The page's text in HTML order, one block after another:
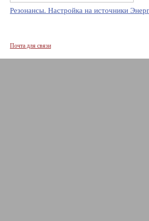
Резонансы. Настройка на источники
Почта для связи